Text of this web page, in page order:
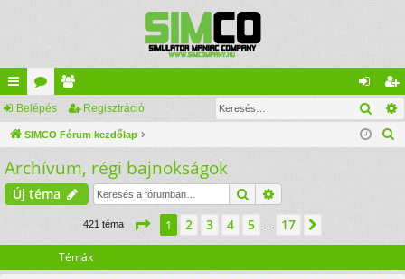
yo
rs
lin
ke
ór
u
m
ok
ag
lis
ta
el
ép
eg
is
Belépés Regisztráció
SIMCO Fórum kezdőlap
Archívum, régi bajnokságok
Új téma Keresés
421 téma Oldal:1 /17
1 2 3 4 5 17
Témák